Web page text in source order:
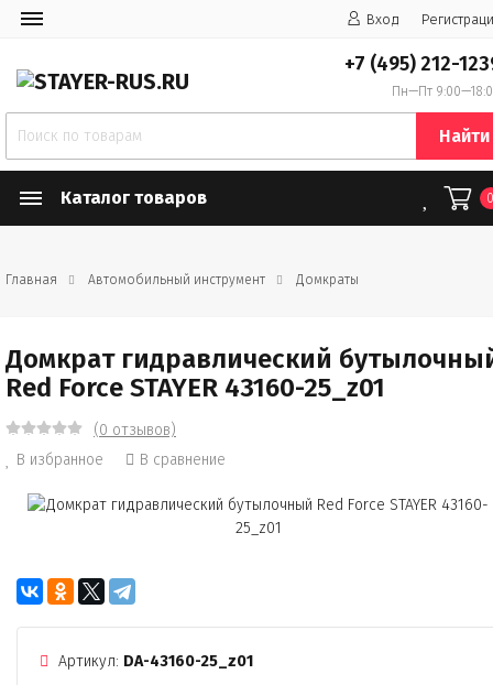
Вход
+7 (495) 212-
Пн—Пт
Найти
Каталог товаров
Главная Автомобильный инструмент Домкраты
Домкрат гидравлический
Red Force STAYER 43160-25_z01
(0 отзывов)
В избранное
В сравнение
Артикул: DA-43160-25_z01